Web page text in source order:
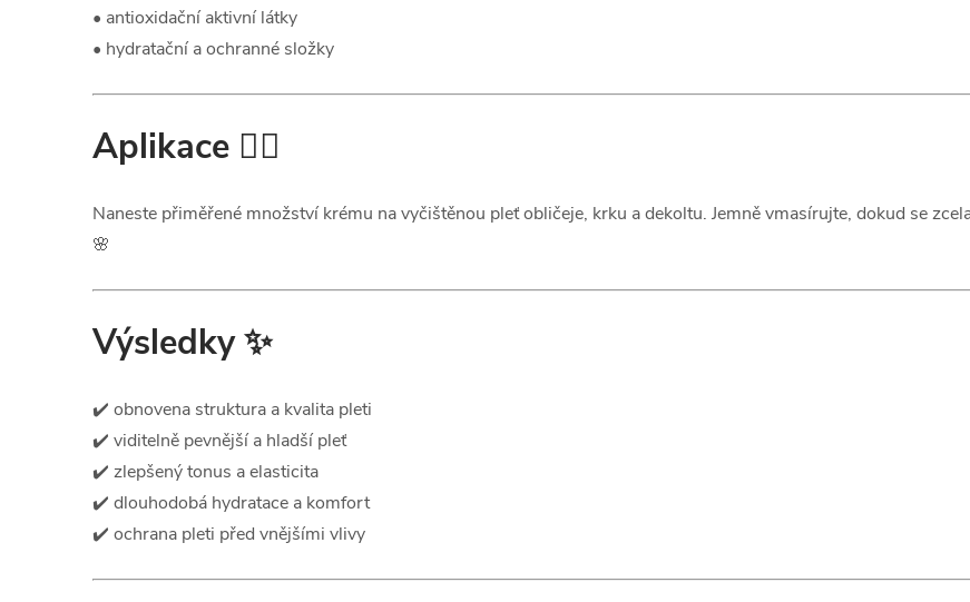
• antioxidační aktivní látky
• hydratační a ochranné složky
Aplikace 💆‍♀️
Naneste přiměřené množství krému na vyčištěnou pleť obličeje, krku a dekoltu. Jemně vmasírujte, dokud se
🌸
Výsledky✨
✔️ obnovena struktura a kvalita pleti
✔️ viditelně pevnější a hladší pleť
✔️ zlepšený tonus a elasticita
✔️ dlouhodobá hydratace a komfort
✔️ ochrana pleti před vnějšími vlivy